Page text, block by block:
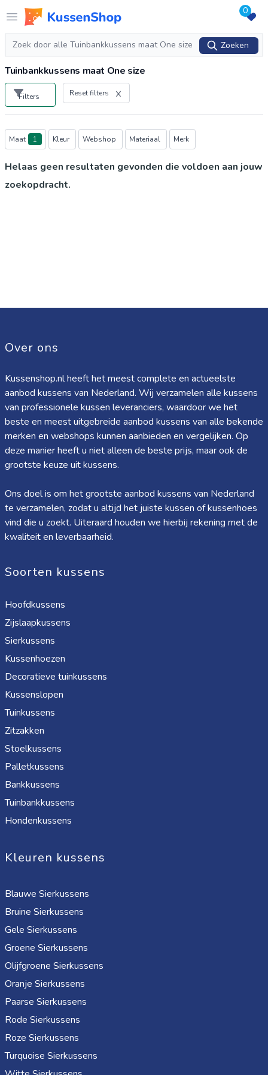
Open menu
Logo www.kussenshop.nl 0
Zoeken
Zoeken
Tuinbankkussens maat One size
Filters Reset filters
Producten
Maat 1 Kleur Webshop Materiaal Merk
Helaas geen resultaten gevonden die voldoen aan jouw
zoekopdracht.
Over ons
Kussenshop.nl heeft het meest complete en actueelste
aanbod kussens van Nederland. Wij verzamelen alle kussens
van professionele kussen leveranciers, waardoor we het
beste en meest uitgebreide aanbod kussens van alle bekende
merken en webshops kunnen aanbieden en vergelijken. Op
deze manier heeft u niet alleen de beste prijs, maar ook de
grootste keuze uit kussens.
Ons doel is om het grootste aanbod kussens van Nederland
te verzamelen, zodat u altijd het juiste kussen of kussenhoes
vind die u zoekt. Uiteraard houden we hierbij rekening met de
kwaliteit en leverbaarheid.
Soorten kussens
Hoofdkussens
Zijslaapkussens
Sierkussens
Kussenhoezen
Decoratieve tuinkussens
Kussenslopen
Tuinkussens
Zitzakken
Stoelkussens
Palletkussens
Bankkussens
Tuinbankkussens
Hondenkussens
Kleuren kussens
Blauwe Sierkussens
Bruine Sierkussens
Gele Sierkussens
Groene Sierkussens
Olijfgroene Sierkussens
Oranje Sierkussens
Paarse Sierkussens
Rode Sierkussens
Roze Sierkussens
Turquoise Sierkussens